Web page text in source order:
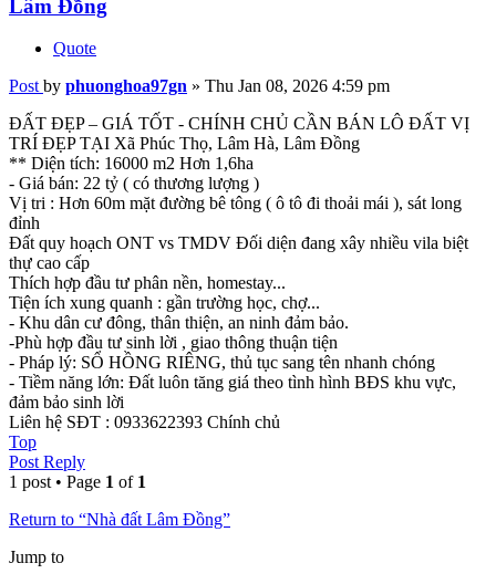
Lâm Đồng
Quote
Post by phuonghoa97gn » Thu Jan 08, 2026 4:59 pm
ĐẤT ĐẸP – GIÁ TỐT - CHÍNH CHỦ CẦN BÁN LÔ ĐẤT VỊ
TRÍ ĐẸP TẠI Xã Phúc Thọ, Lâm Hà, Lâm Đồng
** Diện tích: 16000 m2 Hơn 1,6ha
- Giá bán: 22 tỷ ( có thương lượng )
Vị tri : Hơn 60m mặt đường bê tông ( ô tô đi thoải mái ), sát long
đỉnh
Đất quy hoạch ONT vs TMDV Đối diện đang xây nhiều vila biệt
thự cao cấp
Thích hợp đầu tư phân nền, homestay...
Tiện ích xung quanh : gần trường học, chợ...
- Khu dân cư đông, thân thiện, an ninh đảm bảo.
-Phù hợp đầu tư sinh lời , giao thông thuận tiện
- Pháp lý: SỔ HỒNG RIÊNG, thủ tục sang tên nhanh chóng
- Tiềm năng lớn: Đất luôn tăng giá theo tình hình BĐS khu vực,
đảm bảo sinh lời
Liên hệ SĐT : 0933622393 Chính chủ
Top
Post Reply
1 post • Page 1 of 1
Return to “Nhà đất Lâm Đồng”
Jump to